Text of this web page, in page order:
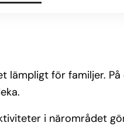
för familjer.
i närområdet